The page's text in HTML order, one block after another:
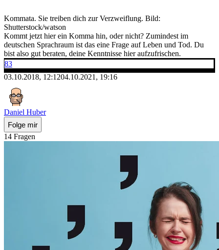
Kommata. Sie treiben dich zur Verzweiflung. Bild:
Shutterstock/watson
Kommt jetzt hier ein Komma hin, oder nicht? Zumindest im
deutschen Sprachraum ist das eine Frage auf Leben und Tod. Du
bist also gut beraten, deine Kenntnisse hier aufzufrischen.
83
03.10.2018, 12:1204.10.2021, 19:16
Daniel Huber
Folge mir
14 Fragen